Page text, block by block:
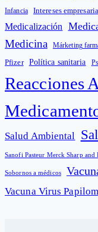
Infancia Intereses
Medicalización
Medicina Márketing
Pfizer Política sanitaria
Reacciones
Salud Ambiental
Sanofi Pasteur Merck Sharp
Sobornos a médicos
Vacuna Virus